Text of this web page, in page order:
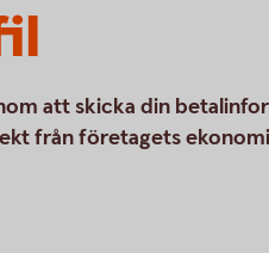
att skicka din
från företagets